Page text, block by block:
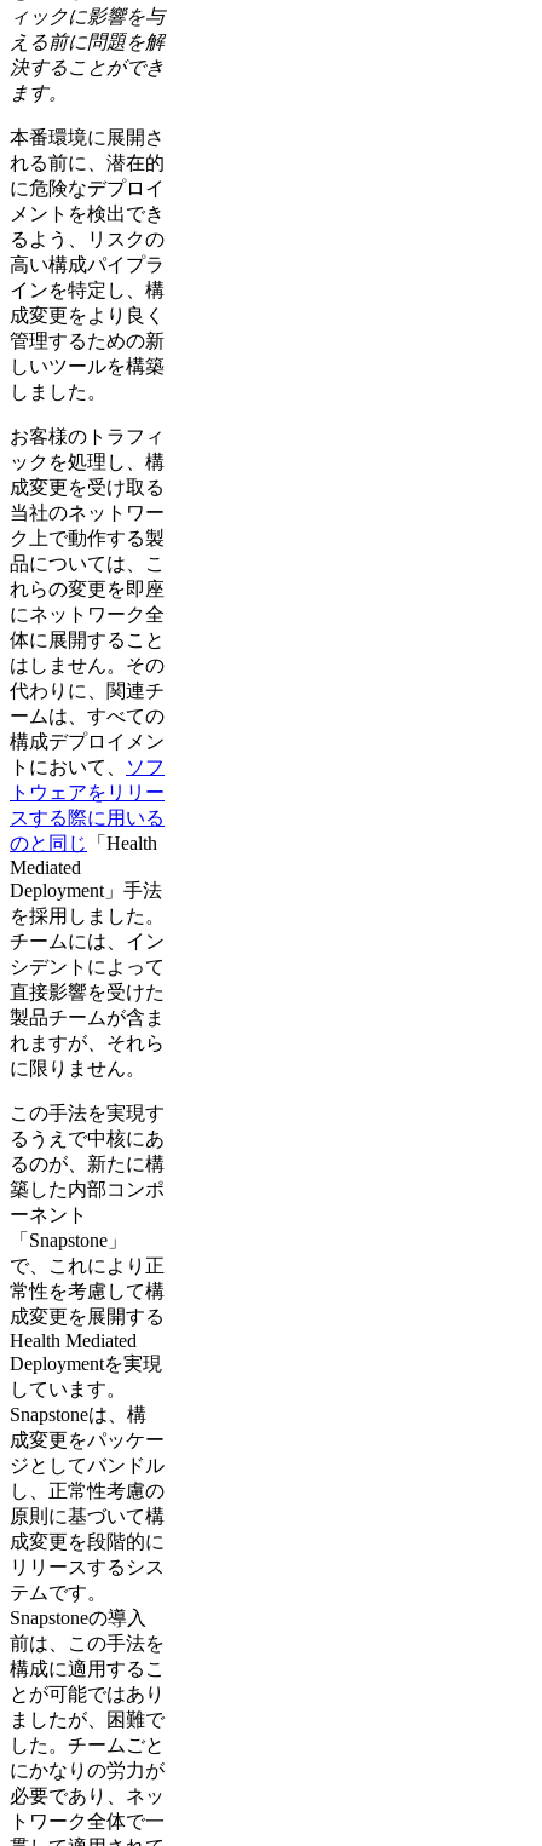
ィックに影響を与
える前に問題を解
決することができ
ます。
本番環境に展開さ
れる前に、潜在的
に危険なデプロイ
メントを検出でき
るよう、リスクの
高い構成パイプラ
インを特定し、構
成変更をより良く
管理するための新
しいツールを構築
しました。
お客様のトラフィ
ックを処理し、構
成変更を受け取る
当社のネットワー
ク上で動作する製
品については、こ
れらの変更を即座
にネットワーク全
体に展開すること
はしません。その
代わりに、関連チ
ームは、すべての
構成デプロイメン
トにおいて、
ソフ
トウェアをリリー
スする際に用いる
のと同じ
「Health
Mediated
Deployment」手法
を採用しました。
チームには、イン
シデントによって
直接影響を受けた
製品チームが含ま
れますが、それら
に限りません。
この手法を実現す
るうえで中核にあ
るのが、新たに構
築した内部コンポ
ーネント
「Snapstone」
で、これにより正
常性を考慮して構
成変更を展開する
Health Mediated
Deploymentを実現
しています。
Snapstoneは、構
成変更をパッケー
ジとしてバンドル
し、正常性考慮の
原則に基づいて構
成変更を段階的に
リリースするシス
テムです。
Snapstoneの導入
前は、この手法を
構成に適用するこ
とが可能ではあり
ましたが、困難で
した。チームごと
にかなりの労力が
必要であり、ネッ
トワーク全体で一